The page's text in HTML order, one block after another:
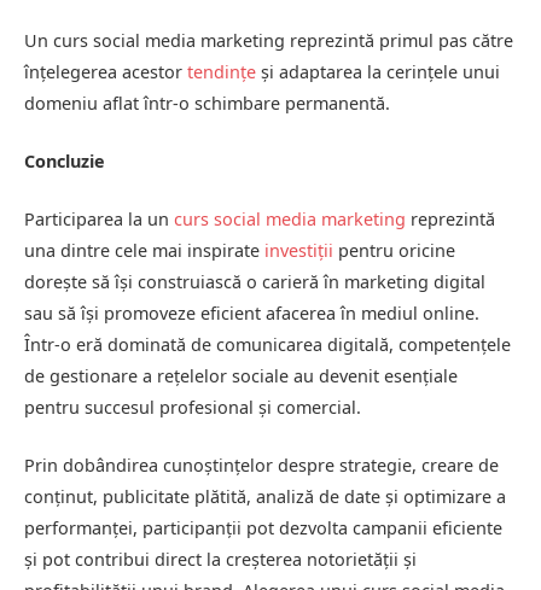
Un curs social media marketing reprezintă primul pas către
înțelegerea acestor tendințe și adaptarea la cerințele unui
domeniu aflat într-o schimbare permanentă.
Concluzie
Participarea la un curs social media marketing reprezintă
una dintre cele mai inspirate investiții pentru oricine
dorește să își construiască o carieră în marketing digital
sau să își promoveze eficient afacerea în mediul online.
Într-o eră dominată de comunicarea digitală, competențele
de gestionare a rețelelor sociale au devenit esențiale
pentru succesul profesional și comercial.
Prin dobândirea cunoștințelor despre strategie, creare de
conținut, publicitate plătită, analiză de date și optimizare a
performanței, participanții pot dezvolta campanii eficiente
și pot contribui direct la creșterea notorietății și